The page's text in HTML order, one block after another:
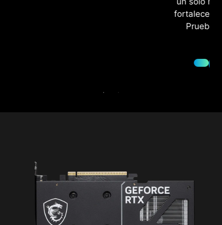
fortalece la seguridad de tu PC al mismo tiempo.
Prueba Game Optimizer y Norton 360 para